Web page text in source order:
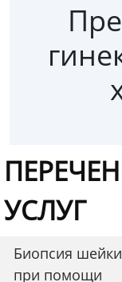
УСЛУГ
Биопсия
при помощи